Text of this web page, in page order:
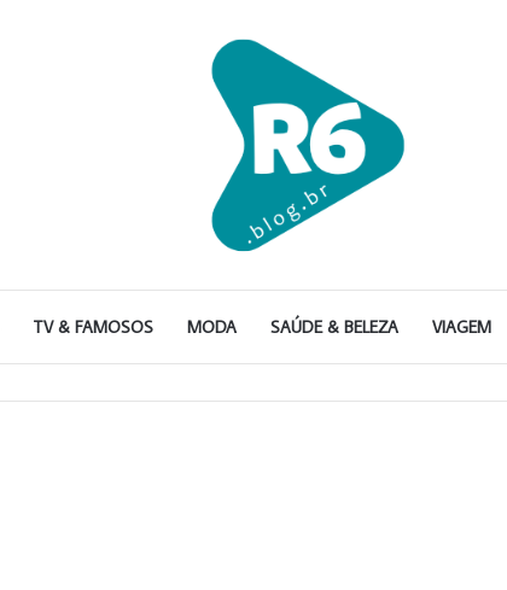
TV & FAMOSOS MODA SAÚDE & BELEZA VIAGEM